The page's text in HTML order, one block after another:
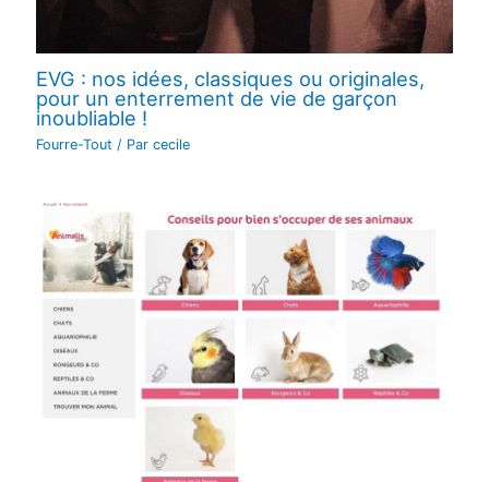
EVG : nos idées, classiques ou originales,
pour un enterrement de vie de garçon
inoubliable !
Fourre-Tout / Par cecile